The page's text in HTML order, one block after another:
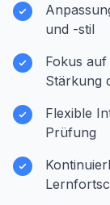
und -stil
Fokus
Stärkung
Flexible
Prüfung